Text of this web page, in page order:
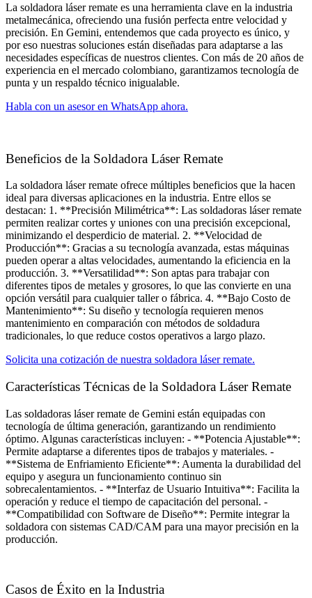
La soldadora láser remate es una herramienta clave en la industria
metalmecánica, ofreciendo una fusión perfecta entre velocidad y
precisión. En Gemini, entendemos que cada proyecto es único, y
por eso nuestras soluciones están diseñadas para adaptarse a las
necesidades específicas de nuestros clientes. Con más de 20 años de
experiencia en el mercado colombiano, garantizamos tecnología de
punta y un respaldo técnico inigualable.
Habla con un asesor en WhatsApp ahora.
Beneficios de la Soldadora Láser Remate
La soldadora láser remate ofrece múltiples beneficios que la hacen
ideal para diversas aplicaciones en la industria. Entre ellos se
destacan: 1. **Precisión Milimétrica**: Las soldadoras láser remate
permiten realizar cortes y uniones con una precisión excepcional,
minimizando el desperdicio de material. 2. **Velocidad de
Producción**: Gracias a su tecnología avanzada, estas máquinas
pueden operar a altas velocidades, aumentando la eficiencia en la
producción. 3. **Versatilidad**: Son aptas para trabajar con
diferentes tipos de metales y grosores, lo que las convierte en una
opción versátil para cualquier taller o fábrica. 4. **Bajo Costo de
Mantenimiento**: Su diseño y tecnología requieren menos
mantenimiento en comparación con métodos de soldadura
tradicionales, lo que reduce costos operativos a largo plazo.
Solicita una cotización de nuestra soldadora láser remate.
Características Técnicas de la Soldadora Láser Remate​
Las soldadoras láser remate de Gemini están equipadas con
tecnología de última generación, garantizando un rendimiento
óptimo. Algunas características incluyen: - **Potencia Ajustable**:
Permite adaptarse a diferentes tipos de trabajos y materiales. -
**Sistema de Enfriamiento Eficiente**: Aumenta la durabilidad del
equipo y asegura un funcionamiento continuo sin
sobrecalentamientos. - **Interfaz de Usuario Intuitiva**: Facilita la
operación y reduce el tiempo de capacitación del personal. -
**Compatibilidad con Software de Diseño**: Permite integrar la
soldadora con sistemas CAD/CAM para una mayor precisión en la
producción.
Casos de Éxito en la Industria